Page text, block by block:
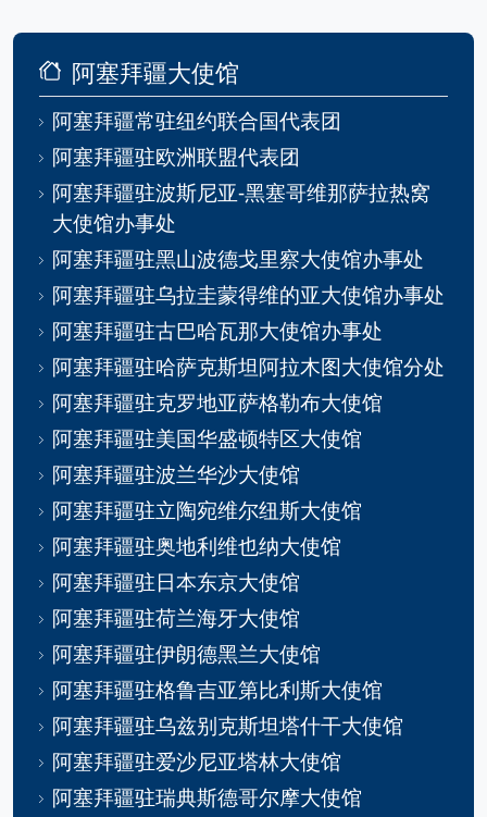
阿塞拜疆大使馆
阿塞拜疆常驻纽约联合国代表团
阿塞拜疆驻欧洲联盟代表团
阿塞拜疆驻波斯尼亚-黑塞哥维那萨拉热窝
大使馆办事处
阿塞拜疆驻黑山波德戈里察大使馆办事处
阿塞拜疆驻乌拉圭蒙得维的亚大使馆办事处
阿塞拜疆驻古巴哈瓦那大使馆办事处
阿塞拜疆驻哈萨克斯坦阿拉木图大使馆分处
阿塞拜疆驻克罗地亚萨格勒布大使馆
阿塞拜疆驻美国华盛顿特区大使馆
阿塞拜疆驻波兰华沙大使馆
阿塞拜疆驻立陶宛维尔纽斯大使馆
阿塞拜疆驻奥地利维也纳大使馆
阿塞拜疆驻日本东京大使馆
阿塞拜疆驻荷兰海牙大使馆
阿塞拜疆驻伊朗德黑兰大使馆
阿塞拜疆驻格鲁吉亚第比利斯大使馆
阿塞拜疆驻乌兹别克斯坦塔什干大使馆
阿塞拜疆驻爱沙尼亚塔林大使馆
阿塞拜疆驻瑞典斯德哥尔摩大使馆